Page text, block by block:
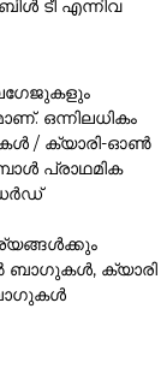
ടീ എന്നിവ
ഒന്നിലധികം
/ ക്യാരി-ഓൺ
പ്രാഥമിക
ബാഗുകൾ, ക്യാരി